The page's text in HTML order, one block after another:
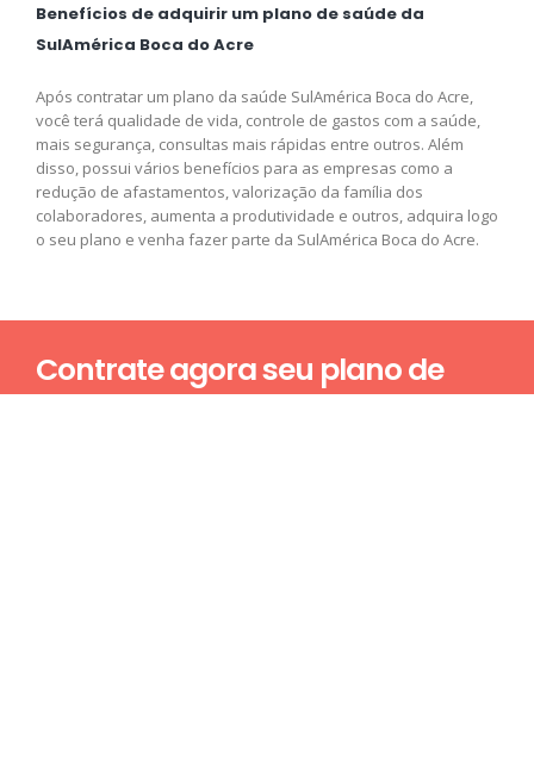
Benefícios de adquirir um plano de saúde da
SulAmérica Boca do Acre
Após contratar um plano da saúde SulAmérica Boca do Acre,
você terá qualidade de vida, controle de gastos com a saúde,
mais segurança, consultas mais rápidas entre outros. Além
disso, possui vários benefícios para as empresas como a
redução de afastamentos, valorização da família dos
colaboradores, aumenta a produtividade e outros, adquira logo
o seu plano e venha fazer parte da SulAmérica Boca do Acre.
Contrate agora seu plano de